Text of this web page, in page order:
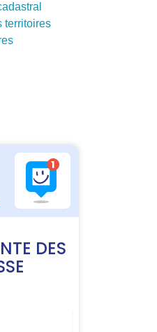
territoires